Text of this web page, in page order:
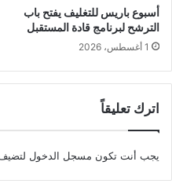
أسبوع باريس للتغليف يفتح باب
الترشح لبرنامج قادة المستقبل
1 أغسطس، 2026
اترك تعليقاً
يجب أنت تكون مسجل الدخول